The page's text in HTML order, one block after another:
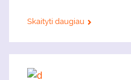
Skaityti daugiau